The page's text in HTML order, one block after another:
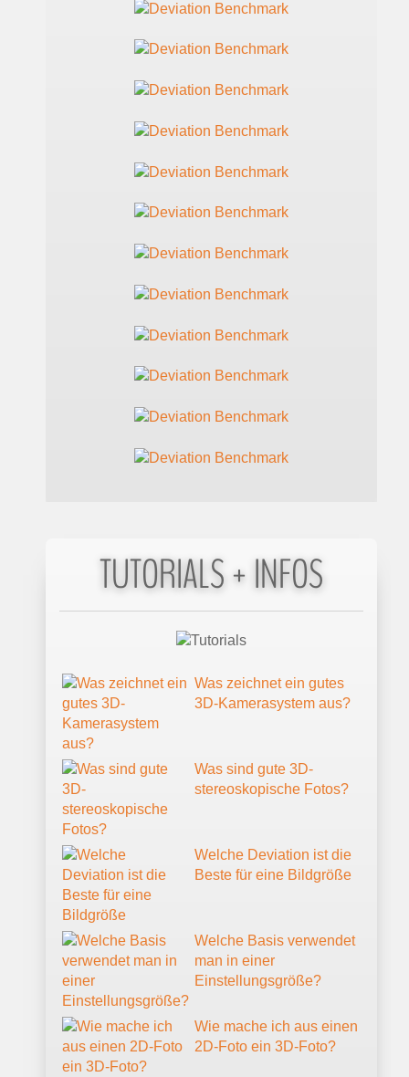
TUTORIALS + INFOS
Was zeichnet ein gutes
3D-Kamerasystem aus?
Was sind gute 3D-
stereoskopische Fotos?
Welche Deviation ist die
Beste für eine Bildgröße
Welche Basis verwendet
man in einer
Einstellungsgröße?
Wie mache ich aus einen
2D-Foto ein 3D-Foto?